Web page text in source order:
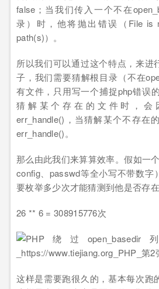
false；当我们传入一个不在
录）时，他将抛出错误（File is
path(s)）。
所以我们可以通过这个特点，来进
子，我们需要猜解根目录（不在
有文件，只用写一个捕捉php错误
猜解某个存在的文件时，会
err_handle()，当猜解某个不存在
err_handle()。
那么由此我们来算算效率。假如一
config、passwd等全小写不带数字
要枚举多少次才能猜测到他是否存在
26 ** 6 = 308915776次
这样是需要跑很久的，基本每次跑